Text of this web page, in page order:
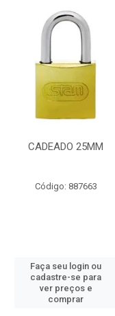
CADEADO 25MM
Código: 887663
Faça seu login ou
cadastre-se para
ver preços e
comprar